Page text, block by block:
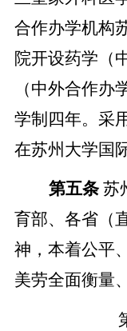
合作办学机构
院开设药学（
（中外合作办
学制四年。采
在苏州大学国
第五条 苏
育部、各省（
神，本着公平
美劳全面衡量